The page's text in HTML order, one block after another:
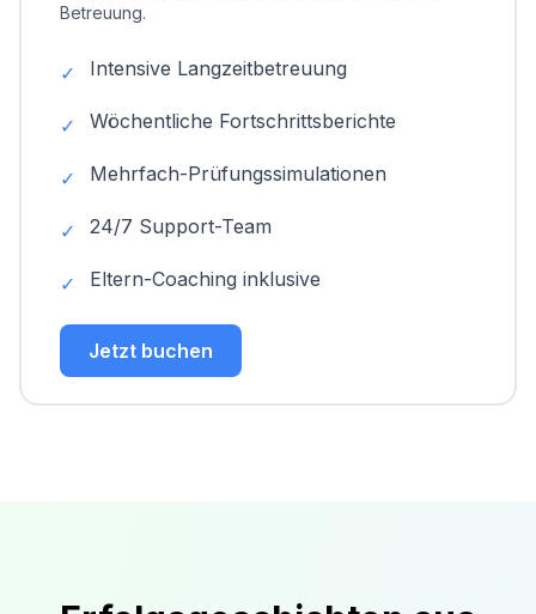
Betreuung.
✓ Intensive Langzeitbetreuung
✓ Wöchentliche Fortschrittsberichte
✓ Mehrfach-Prüfungssimulationen
✓ 24/7 Support-Team
✓ Eltern-Coaching inklusive
Jetzt buchen